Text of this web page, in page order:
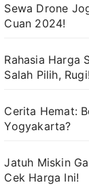
Sewa Drone
Cuan 2024!
Rahasia Harga
Salah Pilih, Rugi!
Cerita Hemat:
Yogyakarta?
Jatuh Miskin
Cek Harga Ini!